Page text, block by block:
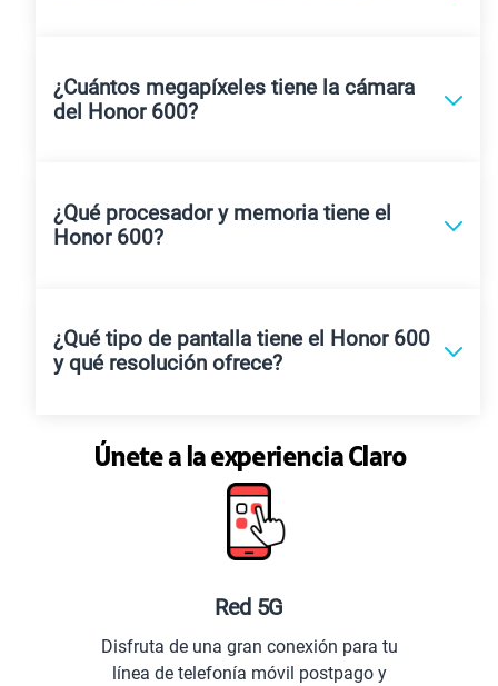
¿Cuántos megapíxeles tiene la cámara
del Honor 600?
¿Qué procesador y memoria tiene el
Honor 600?
¿Qué tipo de pantalla tiene el Honor 600
y qué resolución ofrece?
Únete a la experiencia Claro
de una gran conexión para tu
línea de telefonía móvil postpago y